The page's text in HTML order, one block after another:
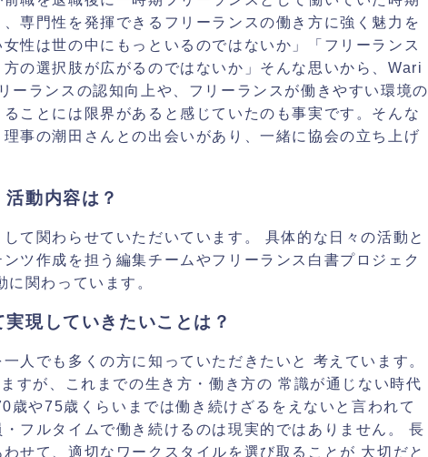
専門性を発揮できるフリーランスの働き方に強く魅力を
性は世の中にもっといるのではないか」「フリーランス
の選択肢が広がるのではないか」そんな思いから、Wari
ーランスの認知向上や、フリーランスが働きやすい環境の
ことには限界があると感じていたのも事実です。そんな
理事の潮田さんとの出会いがあり、一緒に協会の立ち上げ
動内容は？
て関わらせていただいています。 具体的な日々の活動と
ツ作成を担う編集チームやフリーランス白書プロジェク
に関わっています。
現していきたいことは？
人でも多くの方に知っていただきたいと 考えています。
すが、これまでの生き方・働き方の 常識が通じない時代
歳や75歳くらいまでは働き続けざるをえないと言われて
フルタイムで働き続けるのは現実的ではありません。 長
せて、適切なワークスタイルを選び取ることが 大切だと